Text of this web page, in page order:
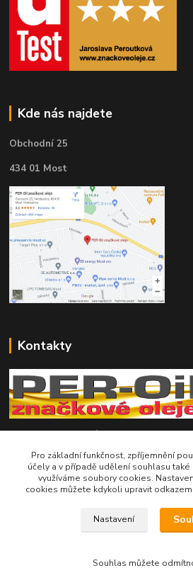
Kde nás najdete
Obchodní 25
434 01 Most
Kontakty
Telefon pro technické dotazy: 775 113 255
Telefon do našeho obchodu : 774 993 479
info@znackoveoleje.cz
Pro základní funkčnost, zpříjemnění
účely a v případě udělení souhlasu
využíváme soubory cookies.
cookies můžete kdykoli upravit
Nastavení
Souhlas můžete